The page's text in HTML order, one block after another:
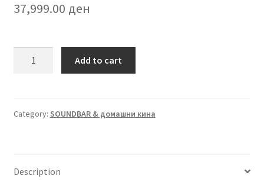
37,999.00 ден
Q75HE
Add to cart
Category: SOUNDBAR & домашни кина
Description